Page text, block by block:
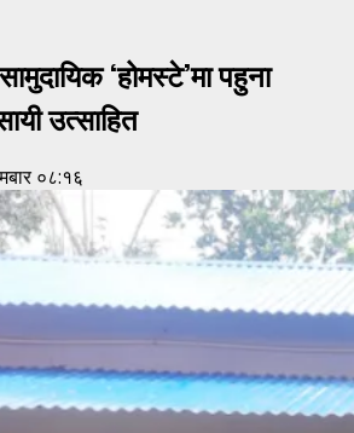
‘होमस्टे’मा पहुना
उत्साहित
०८:१६